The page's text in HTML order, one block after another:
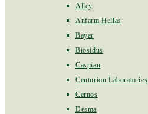
Alley
Anfarm Hellas
Bayer
Biosidus
Caspian
Centurion Laboratories
Cernos
Desma